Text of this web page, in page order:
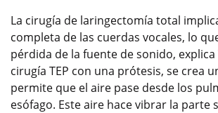
La cirugía de laringectomía total
completa de las cuerdas vocales, lo
pérdida de la fuente de sonido, explica
cirugía TEP con una prótesis, se crea
permite que el aire pase desde los
esófago. Este aire hace vibrar la parte